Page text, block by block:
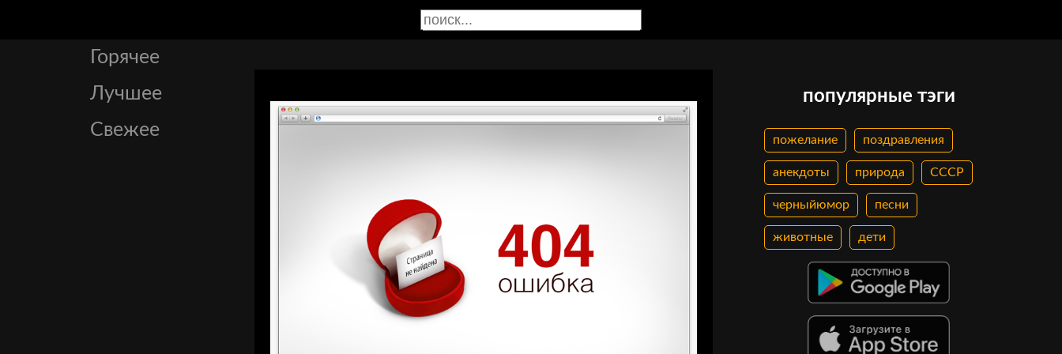
Горячее
Лучшее
Свежее
популярные тэги
пожелание поздравления
анекдоты природа СССР
черныйюмор песни
животные дети